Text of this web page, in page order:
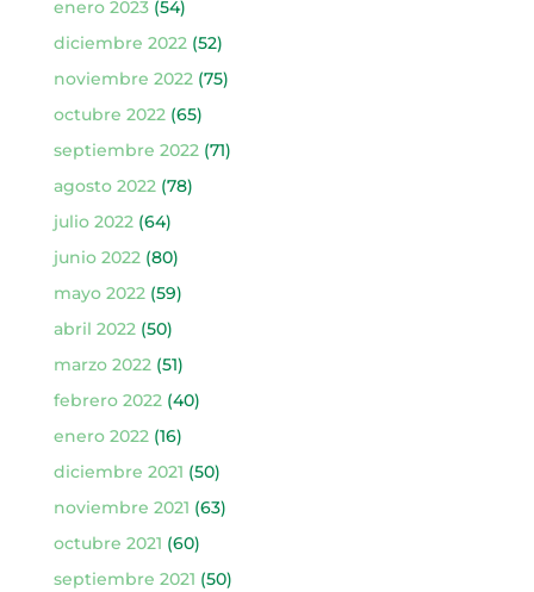
enero 2023(54)
diciembre 2022(52)
noviembre 2022(75)
octubre 2022(65)
septiembre 2022(71)
agosto 2022(78)
julio 2022(64)
junio 2022(80)
mayo 2022(59)
abril 2022(50)
marzo 2022(51)
febrero 2022(40)
enero 2022(16)
diciembre 2021 (50)
noviembre 2021 (63)
octubre 2021 (60)
septiembre 2021 (50)